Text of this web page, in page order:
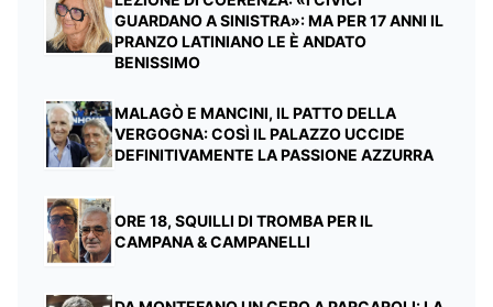
GUARDANO A SINISTRA»: MA PER 17 ANNI IL
PRANZO LATINIANO LE È ANDATO
BENISSIMO
MALAGÒ E MANCINI, IL PATTO DELLA
VERGOGNA: COSÌ IL PALAZZO UCCIDE
DEFINITIVAMENTE LA PASSIONE AZZURRA
ORE 18, SQUILLI DI TROMBA PER IL
CAMPANA & CAMPANELLI